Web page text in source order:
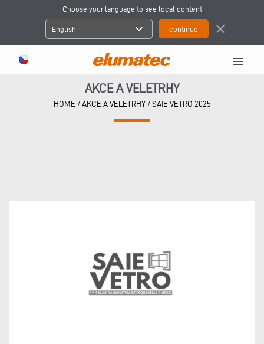
Choose your language to see local content
English expand_more close
menu
AKCE A VELETRHY
HOME / AKCE A VELETRHY/ SAIE VETRO 2025